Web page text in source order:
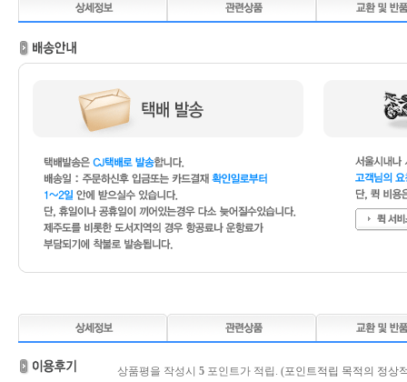
상품평을 작성시 5포인트가 적립. (포인트적립 목적의 정상